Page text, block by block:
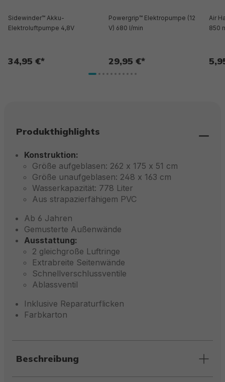
Sidewinder™ Akku-
Elektroluftpumpe 4,8V
34,95 €*
Powergrip™ Elektropumpe (12
V) 680 l/min
29,95 €*
Air
850
Produkthighlights
Konstruktion:
Größe aufgeblasen: 262 x 175 x 51 cm
Größe unaufgeblasen: 248 x 163 cm
Wasserkapazität: 778 Liter
Aus strapazierfähigem PVC
Ab 6 Jahren
Gemusterte Außenwände
Ausstattung:
2 gleichgroße Luftringe
Extrabreite Seitenwände
Schnellverschlussventile
Ablassventil
Inklusive Reparaturflicken
Farbkarton
Beschreibung